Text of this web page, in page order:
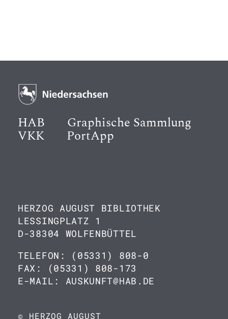
HAB Graphische Sammlung
VKK PortApp
HERZOG AUGUST BIBLIOTHEK
LESSINGPLATZ 1
D-38304 WOLFENBÜTTEL
TELEFON: (05331) 808-0
FAX: (05331) 808-173
E-MAIL: AUSKUNFT@HAB.DE
© HERZOG AUGUST